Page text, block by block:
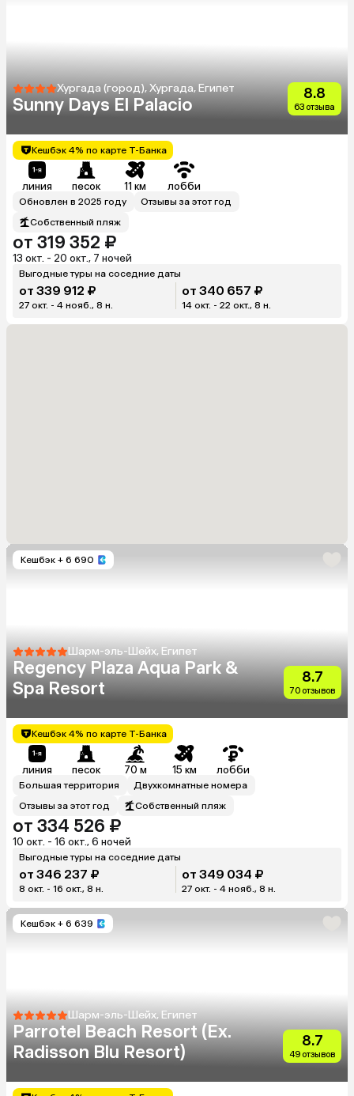
Хургада (город), Хургада, Египет
Sunny Days El Palacio
8.8
63 отзыва
Кешбэк 4% по карте Т-Банка
линия песок 11 км лобби
Обновлен в 2025 году
Отзывы за этот год
Собственный пляж
от 319 352 ₽
13 окт. - 20 окт., 7 ночей
Выгодные туры на соседние даты
от 339 912 ₽
27 окт. - 4 нояб., 8 н.
от 340 657 ₽
14 окт. - 22 окт., 8 н.
Кешбэк + 6 690
Шарм-эль-Шейх, Египет
Regency Plaza Aqua Park &
Spa Resort
8.7
70 отзывов
Кешбэк 4% по карте Т-Банка
линия песок 70 м 15 км лобби
Большая территория
Двухкомнатные номера
Отзывы за этот год
Собственный пляж
от 334 526 ₽
10 окт. - 16 окт., 6 ночей
Выгодные туры на соседние даты
от 346 237 ₽
8 окт. - 16 окт., 8 н.
от 349 034 ₽
27 окт. - 4 нояб., 8 н.
Кешбэк + 6 639
Шарм-эль-Шейх, Египет
Parrotel Beach Resort (Ex.
Radisson Blu Resort)
8.7
49 отзывов